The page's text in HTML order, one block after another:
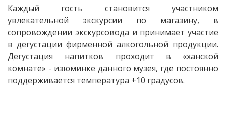
Каждый гость становится участником
увлекательной экскурсии по магазину, в
сопровождении экскурсовода и принимает участие
в дегустации фирменной алкогольной продукции.
Дегустация напитков проходит в «ханской
комнате» - изюминке данного музея, где постоянно
поддерживается температура +10 градусов.